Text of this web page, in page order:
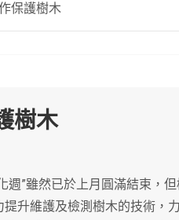
保護樹木
樹木
週”雖然已於上月圓滿結束，
升維護及檢測樹木的技術，